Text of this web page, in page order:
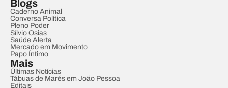
Blogs
Caderno Animal
Conversa Política
Pleno Poder
Sílvio Osias
Saúde Alerta
Mercado em Movimento
Papo Íntimo
Mais
Últimas Notícias
Tábuas de Marés em João Pessoa
Editais